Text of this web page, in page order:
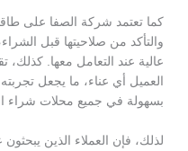
كما تعتمد شركة الصفا على
والتأكد من صلاحيتها قبل
عالية عند التعامل معها.
العميل أي عناء، ما يجعل
بسهولة في جميع محلات شراء
لذلك، فإن العملاء الذين